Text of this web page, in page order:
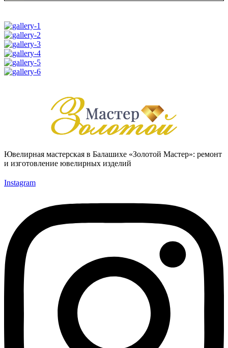
Ювелирная мастерская в Балашихе «Золотой Мастер»: ремонт
и изготовление ювелирных изделий
Instagram